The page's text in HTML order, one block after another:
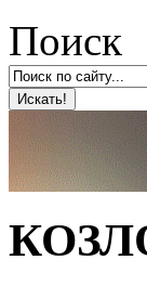
Поиск